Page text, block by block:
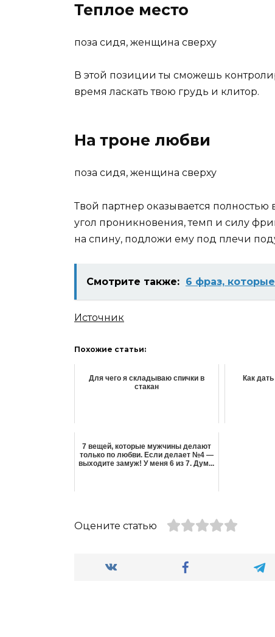
Теплое место
поза сидя, женщина сверху
В этой позиции ты сможешь
время ласкать твою грудь и клитор.
На троне любви
поза сидя, женщина сверху
Твой партнер оказывается
угол проникновения, темп и силу
на спину, подложи ему под плечи
Смотрите также: 6 фраз,
Источник
Похожие статьи:
Для чего я складываю спички в
стакан
Как
7 вещей, которые мужчины делают
только по любви. Если делает №4 —
выходите замуж! У меня 6 из 7. Дум...
Оцените статью